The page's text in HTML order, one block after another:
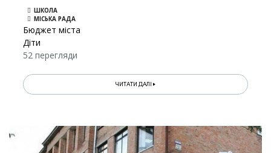
ШКОЛА
МІСЬКА РАДА
Бюджет міста
Діти
52 перегляди
ЧИТАТИ ДАЛІ